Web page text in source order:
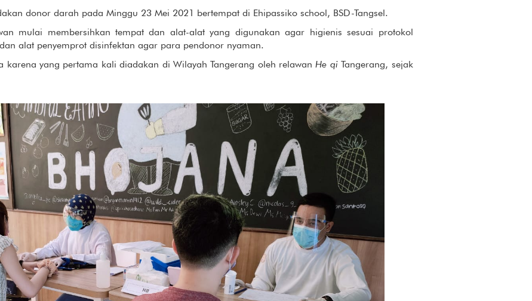
donor darah pada Minggu 23 Mei 2021 bertempat di Ehipassiko school, BSD-Tangsel.
mulai membersihkan tempat dan alat-alat yang digunakan agar higienis sesuai protokol
alat penyemprot disinfektan agar para pendonor nyaman.
karena yang pertama kali diadakan di Wilayah Tangerang oleh relawanHe qiTangerang, sejak